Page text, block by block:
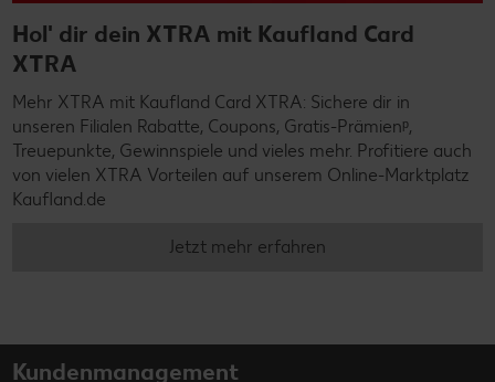
Hol' dir dein XTRA mit Kaufland Card
XTRA
Mehr XTRA mit Kaufland Card XTRA: Sichere dir in
unseren Filialen Rabatte, Coupons, Gratis-Prämienᵖ,
Treuepunkte, Gewinnspiele und vieles mehr. Profitiere auch
von vielen XTRA Vorteilen auf unserem Online-Marktplatz
Kaufland.de
Jetzt mehr erfahren
Kundenmanagement